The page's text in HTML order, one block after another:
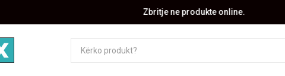
Zbritje ne produkte online.